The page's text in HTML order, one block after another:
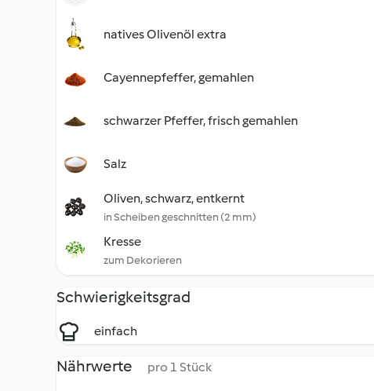
natives Olivenöl extra
Cayennepfeffer, gemahlen
schwarzer Pfeffer, frisch gemahlen
Salz
Oliven, schwarz, entkernt
in Scheiben geschnitten (2 mm)
Kresse
zum Dekorieren
Schwierigkeitsgrad
einfach
Nährwerte pro 1 Stück